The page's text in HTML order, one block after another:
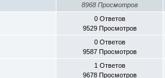
8968 Просмотров
0 Ответов
9529 Просмотров
0 Ответов
9587 Просмотров
1 Ответов
9678 Просмотров